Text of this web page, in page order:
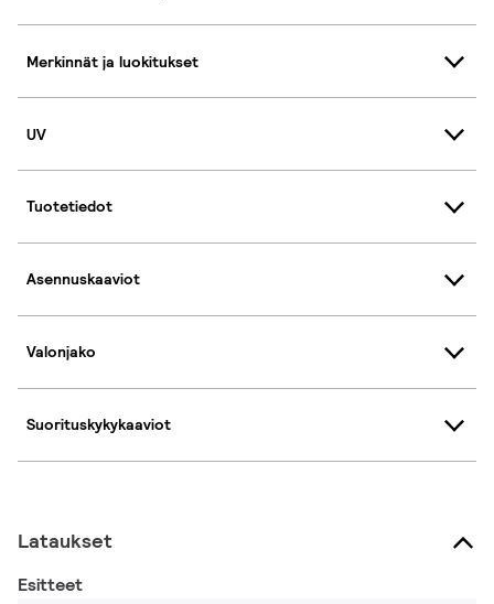
Merkinnät ja luokitukset
UV
Tuotetiedot
Asennuskaaviot
Valonjako
Suorituskykykaaviot
Lataukset
Esitteet